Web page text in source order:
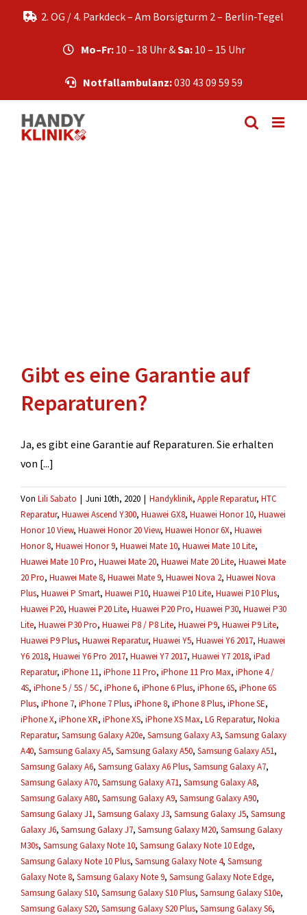
2. OG / 4. Parkdeck – Am Borsigturm 2 – Berlin-Tegel
Mo–Fr:10 – 18 Uhr &Sa:10 – 15 Uhr
Notfallambulanz:030 43 09 59 59
Gibt es eine Garantie auf
Reparaturen?
Ja, es gibt eine Garantie auf Reparaturen. Sie erhalten
von [...]
Von Lili Sabato | Juni 10th, 2020 | Handyklinik, Apple Reparatur, HTC
Reparatur, Huawei Ascend Y300, Huawei GX8, Huawei Honor 10, Huawei
Honor 10 View, Huawei Honor 20 View, Huawei Honor 6X, Huawei
Honor 8, Huawei Honor 9, Huawei Mate 10, Huawei Mate 10 Lite,
Huawei Mate 10 Pro, Huawei Mate 20, Huawei Mate 20 Lite, Huawei Mate
20 Pro, Huawei Mate 8, Huawei Mate 9, Huawei Nova 2, Huawei Nova
Plus, Huawei P Smart, Huawei P10, Huawei P10 Lite, Huawei P10 Plus,
Huawei P20, Huawei P20 Lite, Huawei P20 Pro, Huawei P30, Huawei P30
Lite, Huawei P30 Pro, Huawei P8 / P8 Lite, Huawei P9, Huawei P9 Lite,
Huawei P9 Plus, Huawei Reparatur, Huawei Y5, Huawei Y6 2017, Huawei
Y6 2018, Huawei Y6 Pro 2017, Huawei Y7 2017, Huawei Y7 2018, iPad
Reparatur, iPhone 11, iPhone 11 Pro, iPhone 11 Pro Max, iPhone 4 /
4S, iPhone 5 / 5S / 5C, iPhone 6, iPhone 6 Plus, iPhone 6S, iPhone 6S
Plus, iPhone 7, iPhone 7 Plus, iPhone 8, iPhone 8 Plus, iPhone SE,
iPhone X, iPhone XR, iPhone XS, iPhone XS Max, LG Reparatur, Nokia
Reparatur, Samsung Galaxy A20e, Samsung Galaxy A3, Samsung Galaxy
A40, Samsung Galaxy A5, Samsung Galaxy A50, Samsung Galaxy A51,
Samsung Galaxy A6, Samsung Galaxy A6 Plus, Samsung Galaxy A7,
Samsung Galaxy A70, Samsung Galaxy A71, Samsung Galaxy A8,
Samsung Galaxy A80, Samsung Galaxy A9, Samsung Galaxy A90,
Samsung Galaxy J1, Samsung Galaxy J3, Samsung Galaxy J5, Samsung
Galaxy J6, Samsung Galaxy J7, Samsung Galaxy M20, Samsung Galaxy
M30s, Samsung Galaxy Note 10, Samsung Galaxy Note 10 Edge,
Samsung Galaxy Note 10 Plus, Samsung Galaxy Note 4, Samsung
Galaxy Note 8, Samsung Galaxy Note 9, Samsung Galaxy Note Edge,
Samsung Galaxy S10, Samsung Galaxy S10 Plus, Samsung Galaxy S10e,
Samsung Galaxy S20, Samsung Galaxy S20 Plus, Samsung Galaxy S6,